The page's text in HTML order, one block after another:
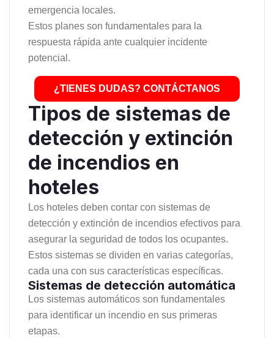
emergencia locales.
Estos planes son fundamentales para la
respuesta rápida ante cualquier incidente
potencial.
¿TIENES DUDAS? CONTÁCTANOS
Tipos de sistemas de
detección y extinción
de incendios en
hoteles
Los hoteles deben contar con sistemas de
detección y extinción de incendios efectivos para
asegurar la seguridad de todos los ocupantes.
Estos sistemas se dividen en varias categorías,
cada una con sus características específicas.
Sistemas de detección automática
Los sistemas automáticos son fundamentales
para identificar un incendio en sus primeras
etapas.